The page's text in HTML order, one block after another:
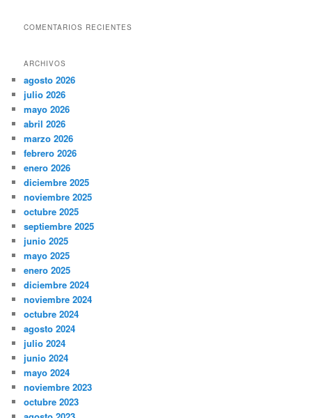
COMENTARIOS RECIENTES
ARCHIVOS
agosto 2026
julio 2026
mayo 2026
abril 2026
marzo 2026
febrero 2026
enero 2026
diciembre 2025
noviembre 2025
octubre 2025
septiembre 2025
junio 2025
mayo 2025
enero 2025
diciembre 2024
noviembre 2024
octubre 2024
agosto 2024
julio 2024
junio 2024
mayo 2024
noviembre 2023
octubre 2023